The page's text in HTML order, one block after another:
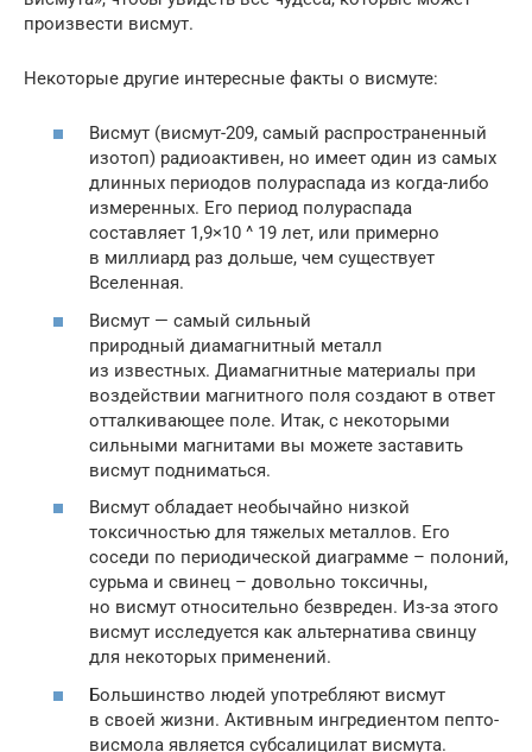
произвести висмут.
Некоторые другие интересные факты о висмуте:
Висмут (висмут-209, самый распространенный
изотоп) радиоактивен, но имеет один из самых
длинных периодов полураспада из когда-либо
измеренных. Его период полураспада
составляет 1,9×10 ^ 19 лет, или примерно
в миллиард раз дольше, чем существует
Вселенная.
Висмут — самый сильный
природный диамагнитный металл
из известных. Диамагнитные материалы при
воздействии магнитного поля создают в ответ
отталкивающее поле. Итак, с некоторыми
сильными магнитами вы можете заставить
висмут подниматься.
Висмут обладает необычайно низкой
токсичностью для тяжелых металлов. Его
соседи по периодической диаграмме – полоний,
сурьма и свинец – довольно токсичны,
но висмут относительно безвреден. Из-за этого
висмут исследуется как альтернатива свинцу
для некоторых применений.
Большинство людей употребляют висмут
в своей жизни. Активным ингредиентом пепто-
висмола является субсалицилат висмута.